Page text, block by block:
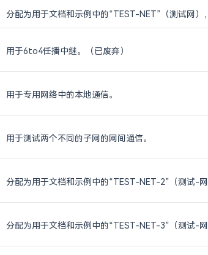
分配为用于文档和示例中的“TEST-NET”（测试网）
用于6to4任播中继。 （已废弃）
用于专用网络中的本地通信。
用于测试两个不同的子网的网间通信。
分配为用于文档和示例中的“TEST-NET-2”（测试-
分配为用于文档和示例中的“TEST-NET-3”（测试-